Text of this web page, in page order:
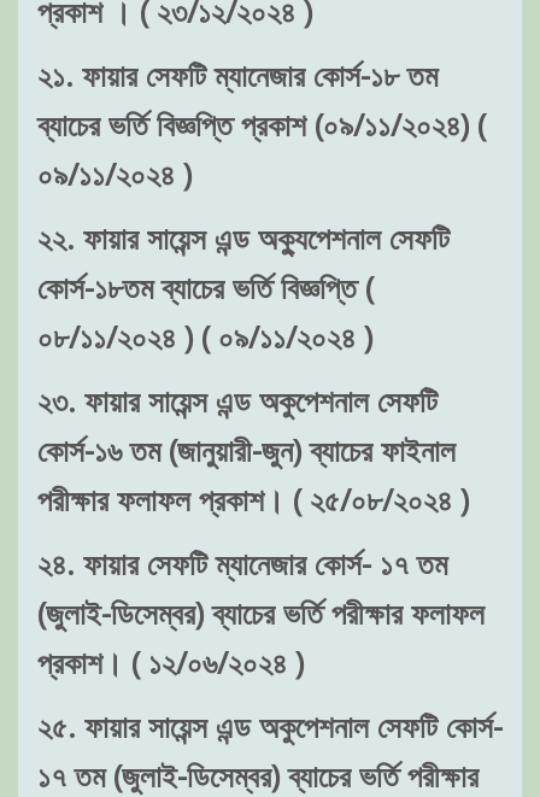
প্রকাশ । ( ২৩/১২/২০২৪ )
২১. ফায়ার সেফটি ম্যানেজার কোর্স-১৮ তম
ব্যাচের ভর্তি বিজ্ঞপ্তি প্রকাশ (০৯/১১/২০২৪) (
০৯/১১/২০২৪ )
২২. ফায়ার সায়েন্স এন্ড অক্যুপেশনাল সেফটি
কোর্স-১৮তম ব্যাচের ভর্তি বিজ্ঞপ্তি (
০৮/১১/২০২৪ ) ( ০৯/১১/২০২৪ )
২৩. ফায়ার সায়েন্স এন্ড অকুপেশনাল সেফটি
কোর্স-১৬ তম (জানুয়ারী-জুন) ব্যাচের ফাইনাল
পরীক্ষার ফলাফল প্রকাশ। ( ২৫/০৮/২০২৪ )
২৪. ফায়ার সেফটি ম্যানেজার কোর্স- ১৭ তম
(জুলাই-ডিসেম্বর) ব্যাচের ভর্তি পরীক্ষার ফলাফল
প্রকাশ। ( ১২/০৬/২০২৪ )
২৫. ফায়ার সায়েন্স এন্ড অকুপেশনাল সেফটি কোর্স-
১৭ তম (জুলাই-ডিসেম্বর) ব্যাচের ভর্তি পরীক্ষার